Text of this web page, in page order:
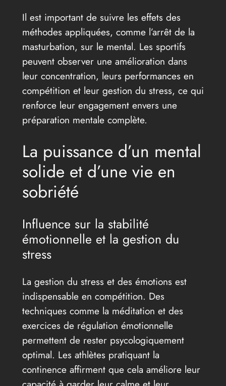
Il est important de suivre les effets des
méthodes appliquées, comme l’arrêt de la
masturbation, sur le mental. Les sportifs
peuvent observer une amélioration dans
leur concentration, leurs performances en
compétition et leur gestion du stress, ce qui
renforce leur engagement envers une
préparation mentale complète.
La puissance d’un mental
solide et d’une vie en
sobriété
Influence sur la stabilité
émotionnelle et la gestion du
stress
La gestion du stress et des émotions est
indispensable en compétition. Des
techniques comme la méditation et des
exercices de régulation émotionnelle
permettent de rester psycologiquement
optimal. Les athlètes pratiquant la
continence affirment que cela améliore leur